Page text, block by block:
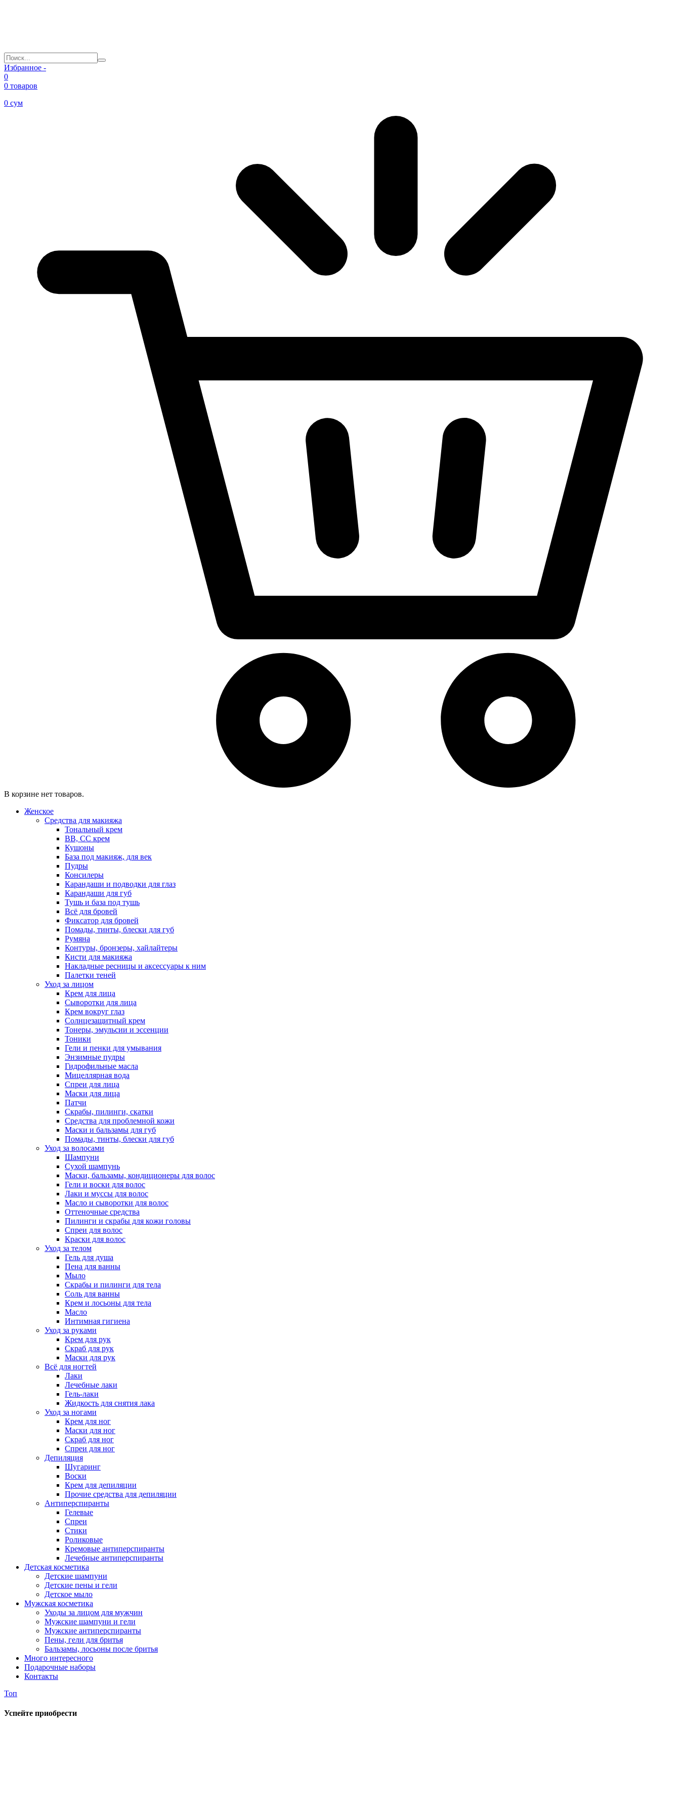
Избранное -
0
0 товаров
0 сум
В корзине нет товаров.
Женское
Средства для макияжа
Тональный крем
BB, CC крем
Кушоны
База под макияж, для век
Пудры
Консилеры
Карандаши и подводки для глаз
Карандаши для губ
Тушь и база под тушь
Всё для бровей
Фиксатор для бровей
Помады, тинты, блески для губ
Румяна
Контуры, бронзеры, хайлайтеры
Кисти для макияжа
Накладные ресницы и аксессуары к ним
Палетки теней
Уход за лицом
Крем для лица
Сыворотки для лица
Крем вокруг глаз
Солнцезащитный крем
Тонеры, эмульсии и эссенции
Тоники
Гели и пенки для умывания
Энзимные пудры
Гидрофильные масла
Мицеллярная вода
Спреи для лица
Маски для лица
Патчи
Скрабы, пилинги, скатки
Средства для проблемной кожи
Маски и бальзамы для губ
Помады, тинты, блески для губ
Уход за волосами
Шампуни
Сухой шампунь
Маски, бальзамы, кондиционеры для волос
Гели и воски для волос
Лаки и муссы для волос
Масло и сыворотки для волос
Оттеночные средства
Пилинги и скрабы для кожи головы
Спреи для волос
Краски для волос
Уход за телом
Гель для душа
Пена для ванны
Мыло
Скрабы и пилинги для тела
Соль для ванны
Крем и лосьоны для тела
Масло
Интимная гигиена
Уход за руками
Крем для рук
Скраб для рук
Маски для рук
Всё для ногтей
Лаки
Лечебные лаки
Гель-лаки
Жидкость для снятия лака
Уход за ногами
Крем для ног
Маски для ног
Скраб для ног
Спреи для ног
Депиляция
Шугаринг
Воски
Крем для депиляции
Прочие средства для депиляции
Антиперспиранты
Гелевые
Спреи
Стики
Роликовые
Кремовые антиперспиранты
Лечебные антиперспиранты
Детская косметика
Детские шампуни
Детские пены и гели
Детское мыло
Мужская косметика
Уходы за лицом для мужчин
Мужские шампуни и гели
Мужские антиперспиранты
Пены, гели для бритья
Бальзамы, лосьоны после бритья
Много интересного
Подарочные наборы
Контакты
Топ
Успейте приобрести